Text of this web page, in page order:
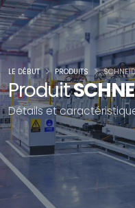
Produit
Détails et
LE DÉBUT PRODUITS